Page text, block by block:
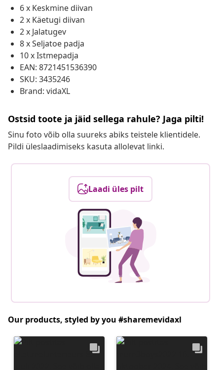
6 x Keskmine diivan
2 x Käetugi diivan
2 x Jalatugev
8 x Seljatoe padja
10 x Istmepadja
EAN: 8721451536390
SKU: 3435246
Brand: vidaXL
Ostsid toote ja jäid sellega rahule? Jaga pilti!
Sinu foto võib olla suureks abiks teistele klientidele.
Pildi üleslaadimiseks kasuta allolevat linki.
Laadi üles pilt
Our products, styled by you #sharemevidaxl